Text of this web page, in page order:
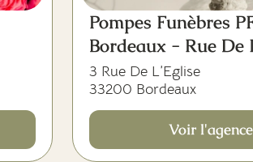
Pompes Funèbres
Bordeaux - Rue De
3 Rue De L’Eglise
33200 Bordeaux
Voir l'agence